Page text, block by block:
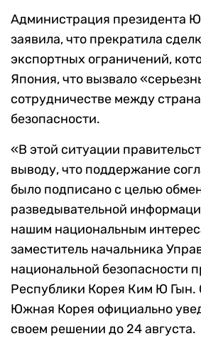
Администрация президента
заявила, что прекратила
экспортных ограничений,
Япония, что вызвало
сотрудничестве между
безопасности.
«В этой ситуации
выводу, что поддержание
было подписано с целью
разведывательной
нашим национальным
заместитель начальника
национальной безопасности
Республики Корея Ким Ю Гын.
Южная Корея официально
своем решении до 24 августа.